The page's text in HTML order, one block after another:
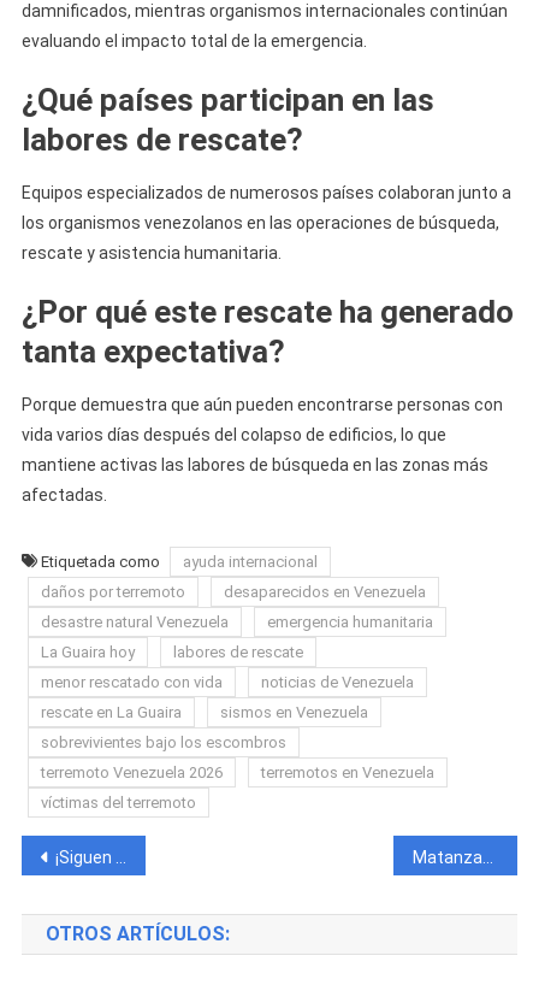
damnificados, mientras organismos internacionales continúan
evaluando el impacto total de la emergencia.
¿Qué países participan en las
labores de rescate?
Equipos especializados de numerosos países colaboran junto a
los organismos venezolanos en las operaciones de búsqueda,
rescate y asistencia humanitaria.
¿Por qué este rescate ha generado
tanta expectativa?
Porque demuestra que aún pueden encontrarse personas con
vida varios días después del colapso de edificios, lo que
mantiene activas las labores de búsqueda en las zonas más
afectadas.
Etiquetada como
ayuda internacional
daños por terremoto
desaparecidos en Venezuela
desastre natural Venezuela
emergencia humanitaria
La Guaira hoy
labores de rescate
menor rescatado con vida
noticias de Venezuela
rescate en La Guaira
sismos en Venezuela
sobrevivientes bajo los escombros
terremoto Venezuela 2026
terremotos en Venezuela
víctimas del terremoto
Navegación
de
entradas
¡Siguen cayendo las divisas! El dólar y el euro vuelven a bajar y cambian el panorama del mercado informal cubano
OTROS ARTÍCULOS: